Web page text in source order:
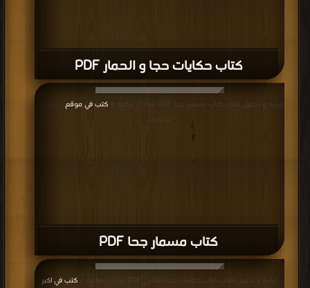
كتاب حكايات حجا و الحمار PDF
كتاب مسمار جحا PDF
قراءة و تحميل كتاب كتاب مسمار جحا PDF مجانا | مكتبة > كتب في موقع
مرة/مرات
قراءة و تحميل كتاب كتاب حكايات جحا القاضي PDF مجانا | مكتبة >
كتب في اكبر